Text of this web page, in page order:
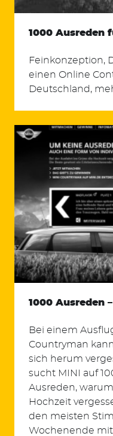
1000 Ausreden
Feinkonzeption,
einen Online
Deutschland,
1000 Ausreden
Bei einem
Countryman
sich herum
sucht MINI auf
Ausreden,
Hochzeit
den meisten
Wochenende